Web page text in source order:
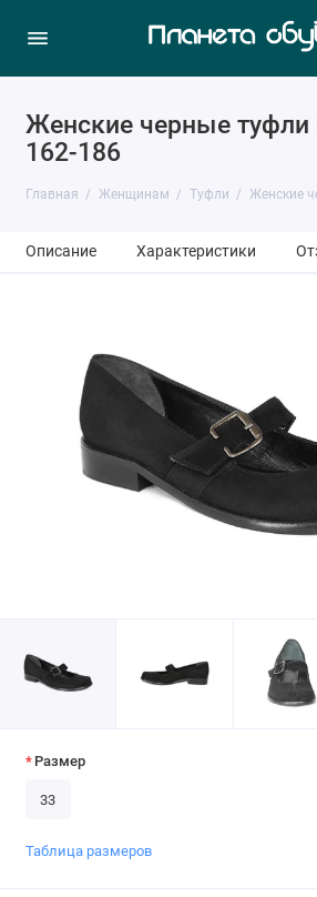
Женские черные туфли
162-186
Главная Женщинам Туфли Женские
Описание Характеристики
Размер
33
Таблица размеров